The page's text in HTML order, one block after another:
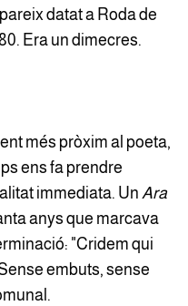
datat a Roda de
Era un dimecres.
més pròxim al poeta,
ens fa prendre
immediata. Un Ara
anys que marcava
"Cridem qui
embuts, sense